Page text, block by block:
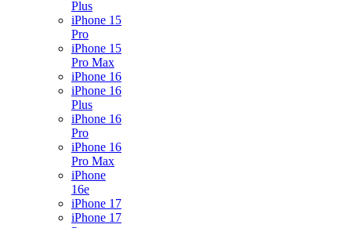
Plus
iPhone 15
Pro
iPhone 15
Pro Max
iPhone 16
iPhone 16
Plus
iPhone 16
Pro
iPhone 16
Pro Max
iPhone
16e
iPhone 17
iPhone 17